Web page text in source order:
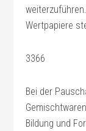
Wertpapiere
3366
Bei der
Bildung und